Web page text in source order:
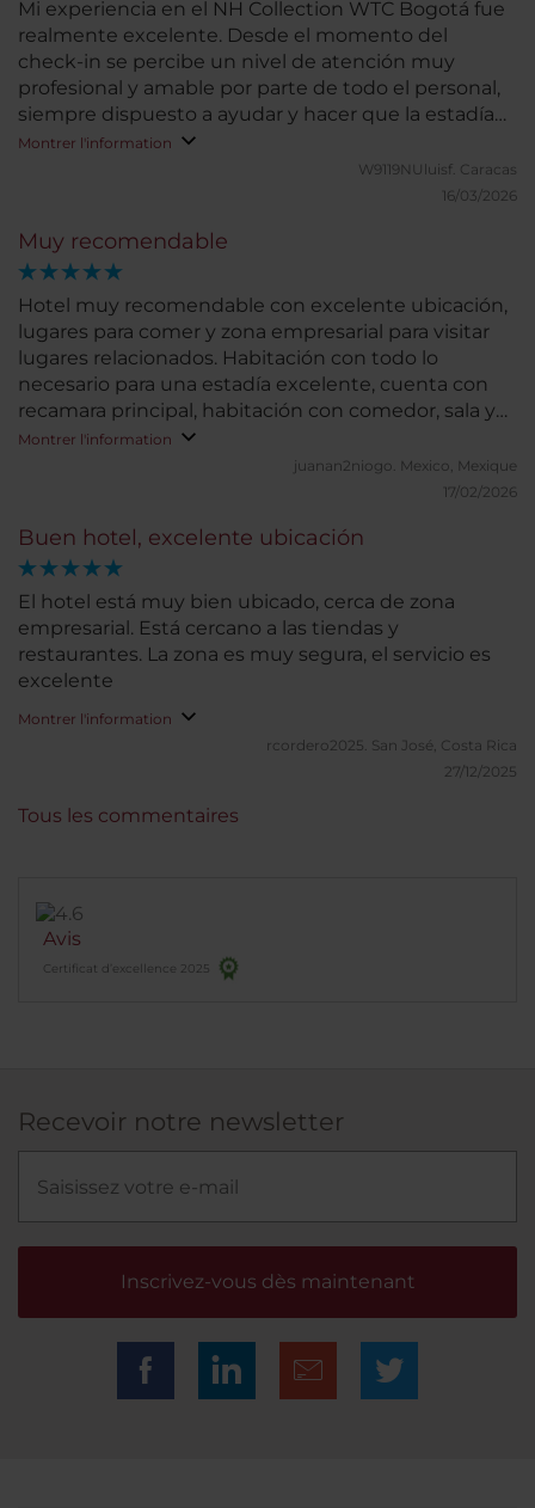
Mi experiencia en el NH Collection WTC Bogotá fue
realmente excelente. Desde el momento del
check-in se percibe un nivel de atención muy
profesional y amable por parte de todo el personal,
siempre dispuesto a ayudar y hacer que la estadía
sea cómoda y agradable. Las habitaciones destacan
por su impecable limpieza, comodidad y cuidado en
los detalles, lo que permite descansar plenamente
Todo se mantiene en perfectas condiciones,
reflejando un estándar de calidad muy alto en el
servicio de housekeeping. Otro punto fuerte del
hotel es su ubicación privilegiada, dentro del
complejo del World Trade Center y muy cerca de
zonas clave de negocios y entretenimiento como el
Parque de la 93, lo que facilita moverse por la ciudad
y aprovechar al máximo la estancia, como
recomendación solo les comentaria revisar los
impecable y una ubicación estratégica,
convirtiéndose en una opción altamente
para visitas a Bogotá.
Montrer l'information
W9119NUluisf. Caracas
16/03/2026
Muy recomendable
Hotel muy recomendable con excelente ubicación,
lugares para comer y zona empresarial para visitar
lugares relacionados. Habitación con todo lo
necesario para una estadía excelente, cuenta con
recamara principal, habitación con comedor, sala y
escritorio para poder trabajar tranquilamente, cama
muy cómoda y 2 baños completos.
Montrer l'information
juanan2niogo. Mexico, Mexique
17/02/2026
Buen hotel, excelente ubicación
El hotel está muy bien ubicado, cerca de zona
empresarial. Está cercano a las tiendas y
restaurantes. La zona es muy segura, el servicio es
excelente
Montrer l'information
rcordero2025. San José, Costa Rica
27/12/2025
Avis
Certificat d’excellence 2025
Tous les commentaires
Recevoir notre newsletter
Inscrivez-vous dès maintenant